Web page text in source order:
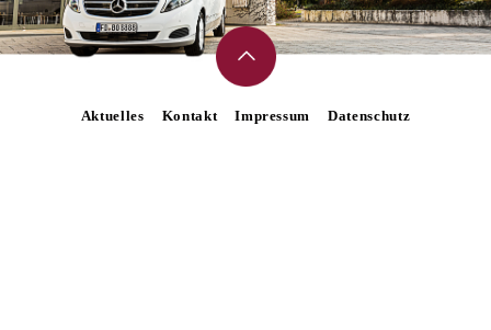
Aktuelles Kontakt Impressum Datenschutz